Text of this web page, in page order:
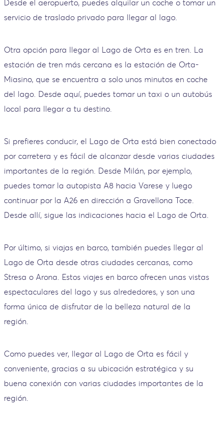
Desde el aeropuerto, puedes alquilar un coche o tomar un
servicio de traslado privado para llegar al lago.
Otra opción para llegar al Lago de Orta es en tren. La
estación de tren más cercana es la estación de Orta-
Miasino, que se encuentra a solo unos minutos en coche
del lago. Desde aquí, puedes tomar un taxi o un autobús
local para llegar a tu destino.
Si prefieres conducir, el Lago de Orta está bien conectado
por carretera y es fácil de alcanzar desde varias ciudades
importantes de la región. Desde Milán, por ejemplo,
puedes tomar la autopista A8 hacia Varese y luego
continuar por la A26 en dirección a Gravellona Toce.
Desde allí, sigue las indicaciones hacia el Lago de Orta.
Por último, si viajas en barco, también puedes llegar al
Lago de Orta desde otras ciudades cercanas, como
Stresa o Arona. Estos viajes en barco ofrecen unas vistas
espectaculares del lago y sus alrededores, y son una
forma única de disfrutar de la belleza natural de la
región.
Como puedes ver, llegar al Lago de Orta es fácil y
conveniente, gracias a su ubicación estratégica y su
buena conexión con varias ciudades importantes de la
región.